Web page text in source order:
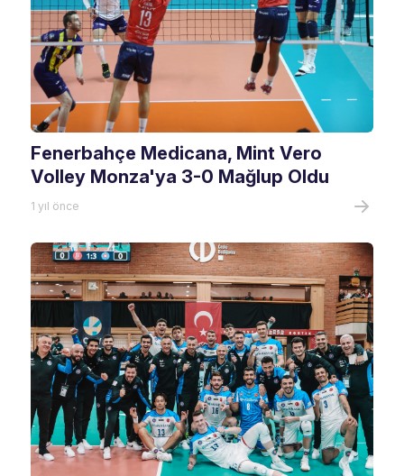
Fenerbahçe Medicana, Mint Vero
Volley Monza'ya 3-0 Mağlup Oldu
1 yıl önce